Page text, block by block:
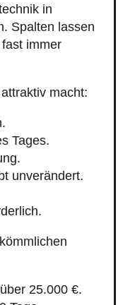
in
Spalten lassen
immer
macht:
Tages.
unverändert.
25.000 €.